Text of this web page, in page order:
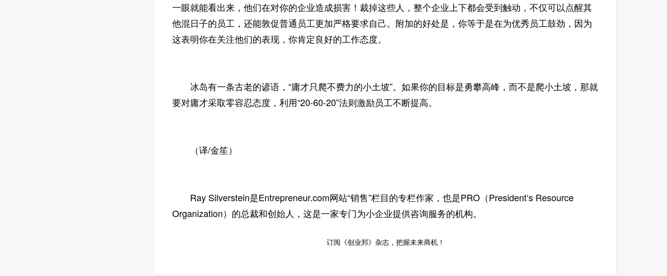
一眼就能看出来，他们在对你的企业造成损害！裁掉这些人，整个企业上下都会受到触动，不仅可以点醒其
他混日子的员工，还能敦促普通员工更加严格要求自己。附加的好处是，你等于是在为优秀员工鼓劲，因为
这表明你在关注他们的表现，你肯定良好的工作态度。
冰岛有一条古老的谚语，“庸才只爬不费力的小土坡”。如果你的目标是勇攀高峰，而不是爬小土坡，那就
要对庸才采取零容忍态度，利用“20-60-20”法则激励员工不断提高。
（译/金笙）
Ray Silverstein是Entrepreneur.com网站“销售”栏目的专栏作家，也是PRO（President‘s Resource
Organization）的总裁和创始人，这是一家专门为小企业提供咨询服务的机构。
订阅《创业邦》杂志，把握未来商机！